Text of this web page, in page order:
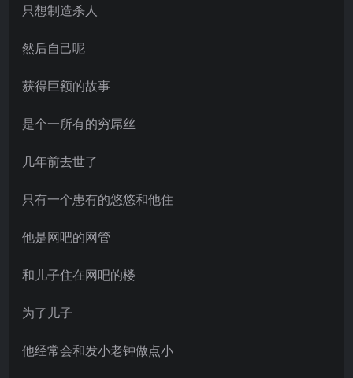
只想制造杀人
然后自己呢
获得巨额的故事
是个一所有的穷屌丝
几年前去世了
只有一个患有的悠悠和他住
他是网吧的网管
和儿子住在网吧的楼
为了儿子
他经常会和发小老钟做点小